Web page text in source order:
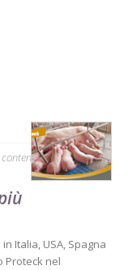
contenuto sponsorizzato
Italia, USA, Spagna
Proteck nel